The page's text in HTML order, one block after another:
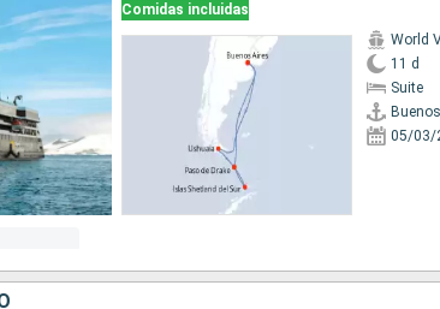
Comidas incluidas
World
11 d
Suite
05/03/